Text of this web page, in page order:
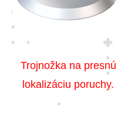
Trojnožka na presnú
lokalizáciu poruchy.